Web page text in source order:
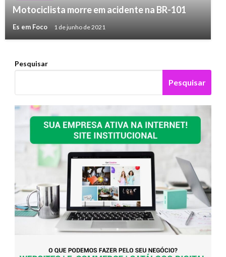
Motociclista morre em acidente na BR-101
Es em Foco 1 de junho de 2021
Pesquisar
Pesquisar